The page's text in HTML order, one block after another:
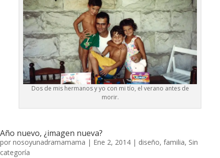
Dos de mis hermanos y yo con mi tío, el verano antes de
morir.
Año nuevo, ¿imagen nueva?
por nosoyunadramamama | Ene 2, 2014 | diseño, familia, Sin
categoría